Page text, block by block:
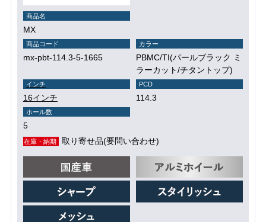
商品名
MX
商品コード
mx-pbt-114.3-5-1665
カラー
PBMC/TI(パールブラック ミ
ラーカット/チタントップ)
インチ
16インチ
PCD
114.3
ホール数
5
在庫・納期 取り寄せ品(要問い合わせ)